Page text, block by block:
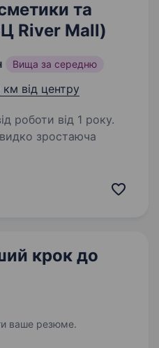
та
River Mall)
Вища за середню
км від центру
роботи від 1 року.
зростаюча
крок до
ваше резюме.